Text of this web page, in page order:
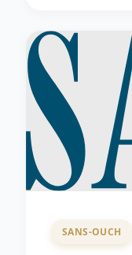
SANS-OUCH